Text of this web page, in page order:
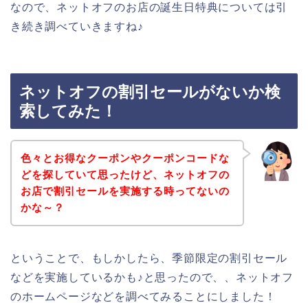
なので、ネットオフのお店の誕生日特典については引
き続き調べていきますね♪
ネットオフの割引セールがないか検
索してみた！
色々とお得なクーポンやクーポンコードな
どを探していて思ったけど、ネットオフの
お店で割引セールを実施する時ってないの
かな～？
ということで、もしかしたら、季節限定の割引セール
などを実施しているかも♪と思ったので、、ネットオフ
のホームページなどを調べてみることにしました！